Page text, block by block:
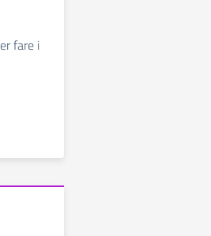
fare i